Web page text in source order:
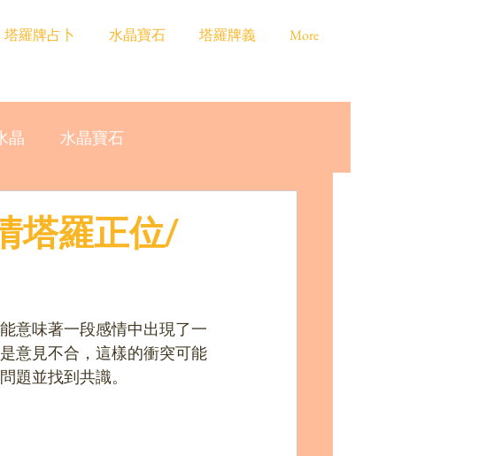
晶 水晶寶石
塔羅正位/
意味著一段感情中出現了一
意見不合，這樣的衝突可能
題並找到共識。
塔羅牌占卜 水晶寶石 塔羅牌義 More